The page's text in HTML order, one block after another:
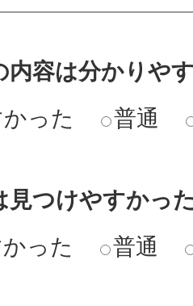
内容は分かりや
った
普通
見つけやすかっ
った
普通